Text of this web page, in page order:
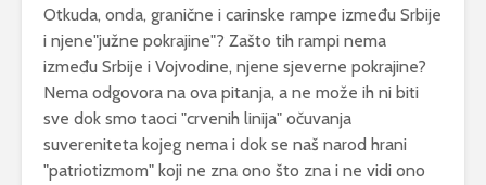
Otkuda, onda, granične i carinske rampe između Srbije
i njene"južne pokrajine"? Zašto tih rampi nema
između Srbije i Vojvodine, njene sjeverne pokrajine?
Nema odgovora na ova pitanja, a ne može ih ni biti
sve dok smo taoci "crvenih linija" očuvanja
suvereniteta kojeg nema i dok se naš narod hrani
"patriotizmom" koji ne zna ono što zna i ne vidi ono